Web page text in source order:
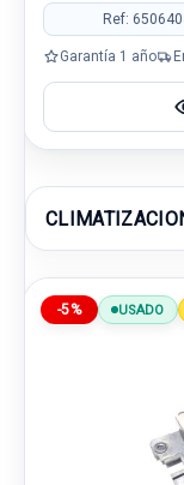
Ref:
Garantía 1 año
-5% USADO